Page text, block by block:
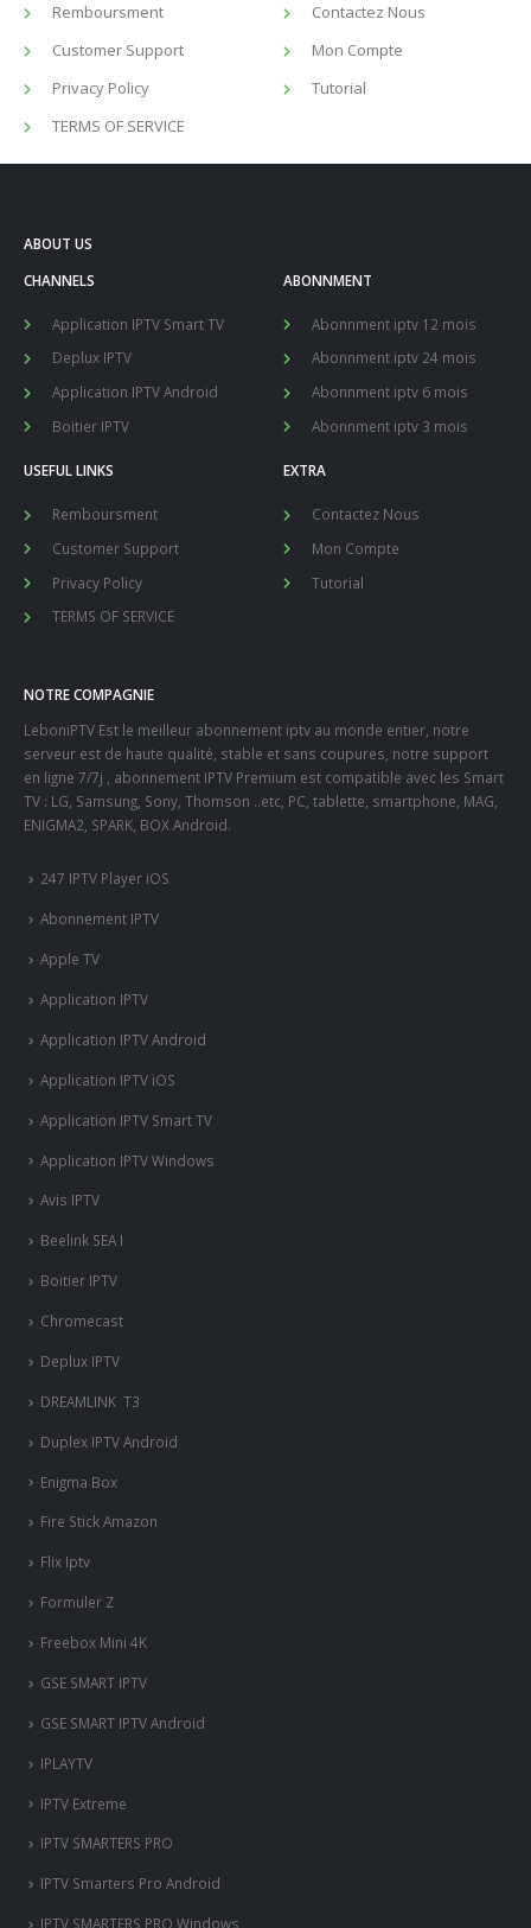
Remboursment
Customer Support
Privacy Policy
TERMS OF SERVICE
Contactez Nous
Mon Compte
Tutorial
ABOUT US
CHANNELS
Application IPTV Smart TV
Deplux IPTV
Application IPTV Android
Boitier IPTV
ABONNMENT
Abonnment iptv 12 mois
Abonnment iptv 24 mois
Abonnment iptv 6 mois
Abonnment iptv 3 mois
USEFUL LINKS
Remboursment
Customer Support
Privacy Policy
TERMS OF SERVICE
EXTRA
Contactez Nous
Mon Compte
Tutorial
NOTRE COMPAGNIE
LeboniPTV Est le meilleur abonnement iptv au monde entier, notre
serveur est de haute qualité, stable et sans coupures, notre support
en ligne 7/7j , abonnement IPTV Premium est compatible avec les Smart
TV : LG, Samsung, Sony, Thomson ..etc, PC, tablette, smartphone, MAG,
ENIGMA2, SPARK, BOX Android.
247 IPTV Player iOS
Abonnement IPTV
Apple TV
Application IPTV
Application IPTV Android
Application IPTV iOS
Application IPTV Smart TV
Application IPTV Windows
Avis IPTV
Beelink SEA I
Boitier IPTV
Chromecast
Deplux IPTV
DREAMLINK T3
Duplex IPTV Android
Enigma Box
Fire Stick Amazon
Flix Iptv
Formuler Z
Freebox Mini 4K
‎GSE SMART IPTV
GSE SMART IPTV Android
IPLAYTV
IPTV Extreme
IPTV SMARTERS PRO
IPTV Smarters Pro Android
IPTV SMARTERS PRO Windows